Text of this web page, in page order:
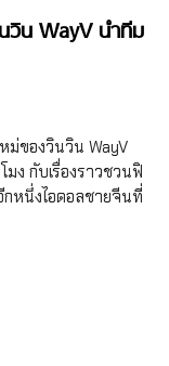
วิน WayV นำทีม
ม่ของวินวิน WayV
มง กับเรื่องราวชวนฟิ
หนึ่งไอดอลชายจีนที่